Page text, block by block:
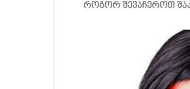
როგორ შევაჩეროთ